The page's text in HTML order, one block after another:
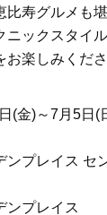
寿グルメも堪
ックスタイ
楽しみくださ
金)～7月5日(
プレイス セ
プレイス